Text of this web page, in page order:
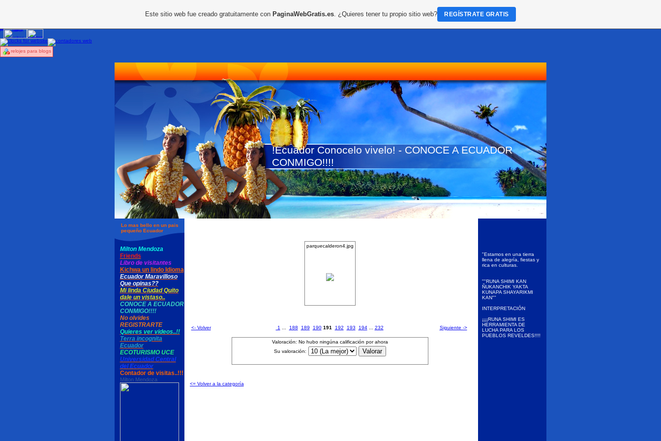
relojes para blogs
!Ecuador Conocelo vivelo! - CONOCE A ECUADOR
CONMIGO!!!!
Lo mas bello en un pais
pequeño Ecuador
Milton Mendoza
Friends
Libro de visitantes
Kichwa un lindo Idioma
Ecuador Maravilloso
Que opinas??
Mi linda Ciudad Quito
dale un vistaso..
CONOCE A ECUADOR
CONMIGO!!!!
No olvides
REGISTRARTE
Quieres ver videos..!!
Terra incognita
Ecuador
ECOTURISMO UCE
Universidad Central
del Ecuador
Contador de visitas..!!!
Milton Mendoza
parquecalderon4.jpg
<- Volver 1 188 189 190 191 192 193 194... 232 Siguiente ->
Valoración: No hubo ningúna calificación por ahora
Su valoración:
<= Volver a la categoría
"Estamos en una tierra
llena de alegría, fiestas y
rica en culturas.
""RUNA SHIMI KAN
ÑUKANCHIK YAKTA
KUNAPA SHAYARIKMI
KAN""
INTERPRETACIÓN
¡¡¡¡RUNA SHIMI ES
HERRAMIENTA DE
LUCHA PARA LOS
PUEBLOS REVELDES!!!!
Este sitio web fue creado gratuitamente con PaginaWebGratis.es. ¿Quieres tener tu propio sitio web? REGÍSTRATE GRATIS